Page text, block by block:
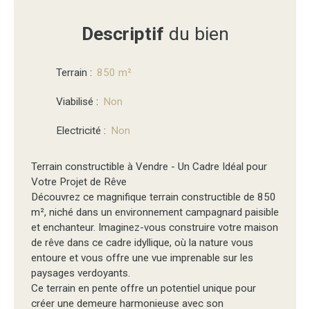
Descriptif du bien
Terrain : 850 m²
Viabilisé : Non
Electricité : Non
Terrain constructible à Vendre - Un Cadre Idéal pour
Votre Projet de Rêve
Découvrez ce magnifique terrain constructible de 850
m², niché dans un environnement campagnard paisible
et enchanteur. Imaginez-vous construire votre maison
de rêve dans ce cadre idyllique, où la nature vous
entoure et vous offre une vue imprenable sur les
paysages verdoyants.
Ce terrain en pente offre un potentiel unique pour
créer une demeure harmonieuse avec son